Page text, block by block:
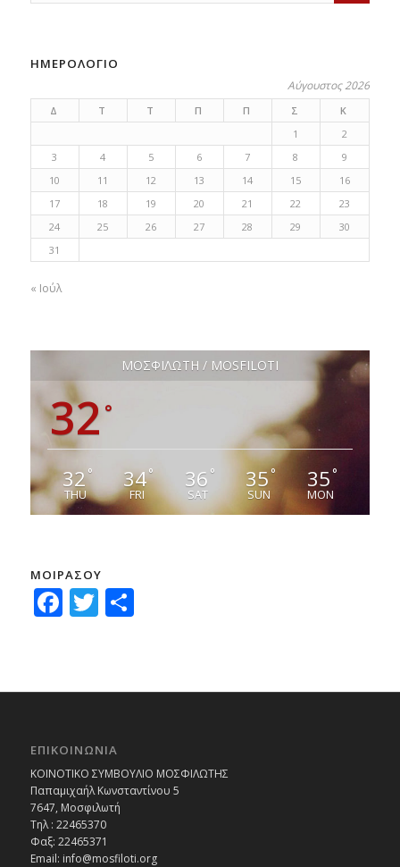
ΗΜΕΡΟΛΟΓΙΟ
Αύγουστος 2026
Δ Τ Τ Π Π Σ
Κ
1
2
3
4 5 6 7 8
9
10
11 12 13 14 15
16
17
18 19 20 21 22
23
24
25 26 27 28 29
30
31
« Ιούλ
ΜΟΣΦΙΛΩΤΗ / MOSFILOTI
32 °
32°
THU
34°
FRI
36 °
SAT
35 °
SUN
35°
MON
ΜΟΙΡΑΣΟΥ
Facebook
Twitter
Μοιραστείτε
ΕΠΙΚΟΙΝΩΝΙΑ
ΚΟΙΝΟΤΙΚΟ ΣΥΜΒΟΥΛΙΟ ΜΟΣΦΙΛΩΤΗΣ
Παπαμιχαήλ Κωνσταντίνου 5
7647, Μοσφιλωτή
Τηλ : 22465370
Φαξ: 22465371
Email: info@mosfiloti.org